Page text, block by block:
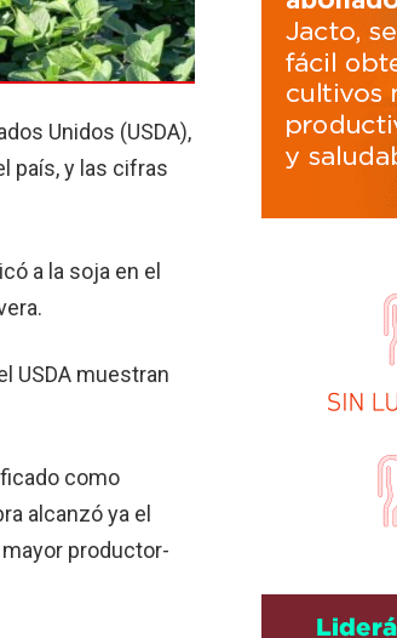
Unidos (USDA),
país, y las cifras
a la soja en el
USDA muestran
como
alcanzó ya el
productor-